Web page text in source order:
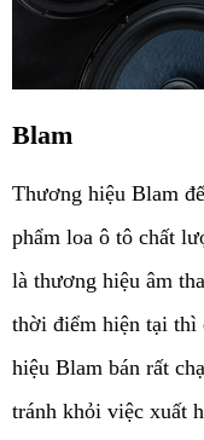
Blam
Thương hiệu Blam
phẩm loa ô tô chất
là thương hiệu âm
thời điểm hiện tại thì
hiệu Blam bán rất
tránh khỏi việc xuất